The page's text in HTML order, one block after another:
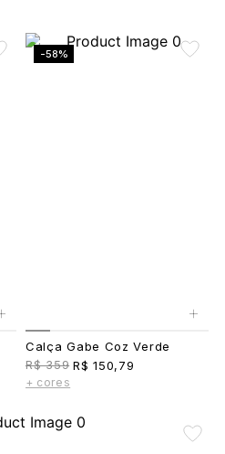
-58%
+
Calça Gabe Coz Verde
R$ 359 R$ 150,79
+ cores